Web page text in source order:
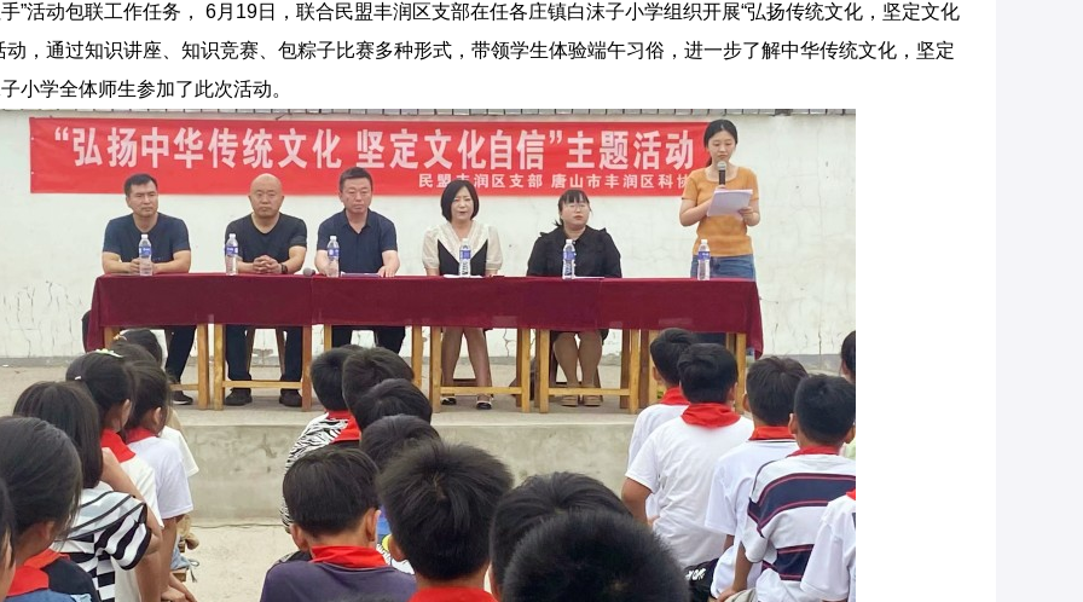
”活动包联工作任务， 6月19日，联合民盟丰润区支部在任各庄镇白沫子小学组织开展“弘扬传统文化，坚定文化
动，通过知识讲座、知识竞赛、包粽子比赛多种形式，带领学生体验端午习俗，进一步了解中华传统文化，坚定
小学全体师生参加了此次活动。